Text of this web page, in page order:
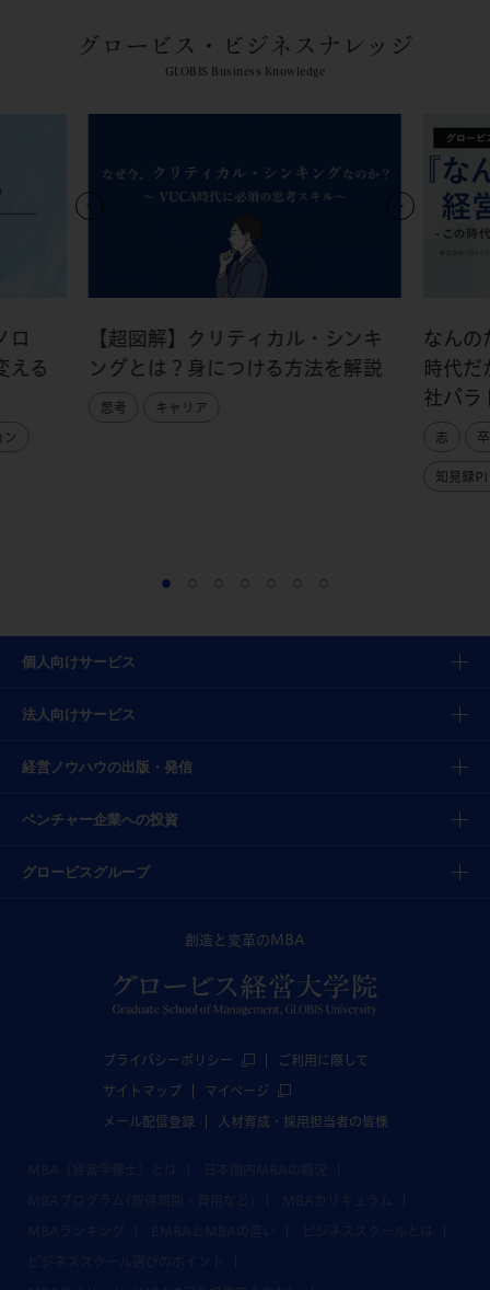
グロービス・ビジネスナレッジ
GLOBIS Business Knowledge
ロ
える
ン
【超図解】クリティカル・シンキ
ングとは？身につける方法を解説
思考 キャリア
なんの
時代だ
社パラ
志
知見録
個人向けサービス
法人向けサービス
経営ノウハウの出版・発信
ベンチャー企業への投資
グロービスグループ
創造と変革のMBA
プライバシーポリシー ご利用に際して
サイトマップ マイページ
メール配信登録 人材育成・採用担当者の皆様